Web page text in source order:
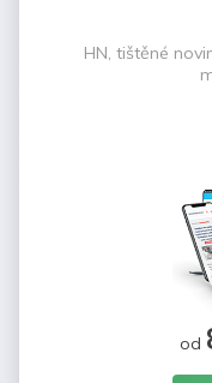
HN, tištěné
od